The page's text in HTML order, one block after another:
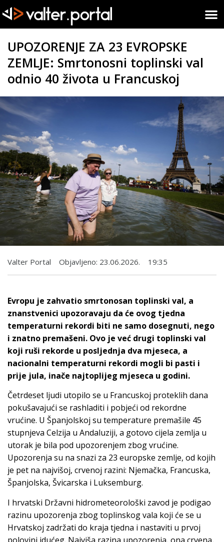
UPOZORENJE ZA 23 EVROPSKE
ZEMLJE: Smrtonosni toplinski val
odnio 40 života u Francuskoj
Valter Portal Objavljeno: 23.06.2026. 19:35
Evropu je zahvatio smrtonosan toplinski val, a
znanstvenici upozoravaju da će ovog tjedna
temperaturni rekordi biti ne samo dosegnuti, nego
i znatno premašeni. Ovo je već drugi toplinski val
koji ruši rekorde u posljednja dva mjeseca, a
nacionalni temperaturni rekordi mogli bi pasti i
prije jula, inače najtoplijeg mjeseca u godini.
Četrdeset ljudi utopilo se u Francuskoj proteklih dana
pokušavajući se rashladiti i pobjeći od rekordne
vrućine. U Španjolskoj su temperature premašile 45
stupnjeva Celzija u Andaluziji, a gotovo cijela zemlja u
utorak je bila pod upozorenjem zbog vrućine.
Upozorenja su na snazi za 23 europske zemlje, od kojih
je pet na najvišoj, crvenoj razini: Njemačka, Francuska,
Španjolska, Švicarska i Luksemburg.
I hrvatski Državni hidrometeorološki zavod je podigao
razinu upozorenja zbog toplinskog vala koji će se u
Hrvatskoj zadržati do kraja tjedna i nastaviti u prvoj
polovini idućeg. Najviša razina upozorenja, ona crvena,